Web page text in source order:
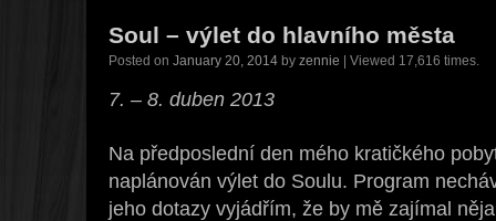
Soul – výlet do hlavního města
Posted on January 20, 2014 by zennie | Viewed 17,616 times.
7. – 8. duben 2013
Na předposlední den mého kratičkého
naplánován výlet do Soulu. Program
jeho dotazy vyjádřím, že by mě zajímal